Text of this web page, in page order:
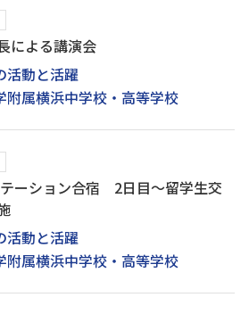
による講演会
活動と活躍
附属横浜中学校・高等学校
ーション合宿 2日目～留学生交
活動と活躍
附属横浜中学校・高等学校